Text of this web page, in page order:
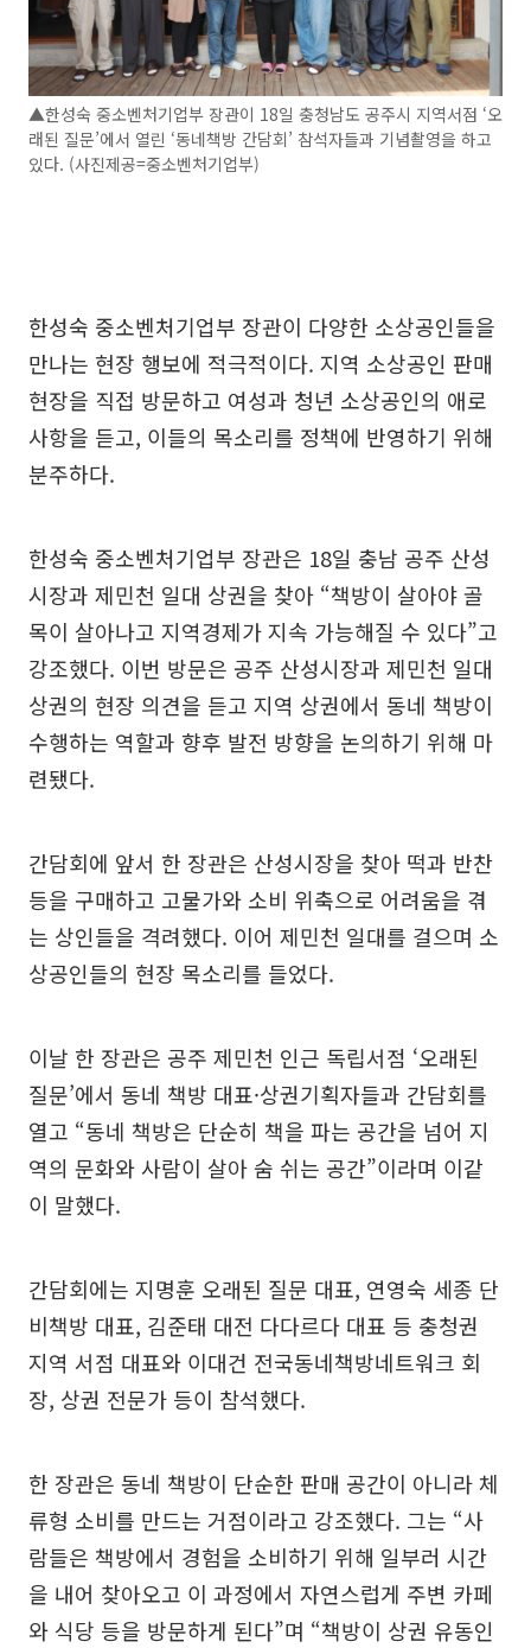
▲한성숙 중소벤처기업부 장관이 18일 충청남도 공주시 지역서점 ‘오
래된 질문’에서 열린 ‘동네책방 간담회’ 참석자들과 기념촬영을 하고
있다. (사진제공=중소벤처기업부)
한성숙 중소벤처기업부 장관이 다양한 소상공인들을
만나는 현장 행보에 적극적이다. 지역 소상공인 판매
현장을 직접 방문하고 여성과 청년 소상공인의 애로
사항을 듣고, 이들의 목소리를 정책에 반영하기 위해
분주하다.
한성숙 중소벤처기업부 장관은 18일 충남 공주 산성
시장과 제민천 일대 상권을 찾아 “책방이 살아야 골
목이 살아나고 지역경제가 지속 가능해질 수 있다”고
강조했다. 이번 방문은 공주 산성시장과 제민천 일대
상권의 현장 의견을 듣고 지역 상권에서 동네 책방이
수행하는 역할과 향후 발전 방향을 논의하기 위해 마
련됐다.
간담회에 앞서 한 장관은 산성시장을 찾아 떡과 반찬
등을 구매하고 고물가와 소비 위축으로 어려움을 겪
는 상인들을 격려했다. 이어 제민천 일대를 걸으며 소
상공인들의 현장 목소리를 들었다.
이날 한 장관은 공주 제민천 인근 독립서점 ‘오래된
질문’에서 동네 책방 대표·상권기획자들과 간담회를
열고 “동네 책방은 단순히 책을 파는 공간을 넘어 지
역의 문화와 사람이 살아 숨 쉬는 공간”이라며 이같
이 말했다.
간담회에는 지명훈 오래된 질문 대표, 연영숙 세종 단
비책방 대표, 김준태 대전 다다르다 대표 등 충청권
지역 서점 대표와 이대건 전국동네책방네트워크 회
장, 상권 전문가 등이 참석했다.
한 장관은 동네 책방이 단순한 판매 공간이 아니라 체
류형 소비를 만드는 거점이라고 강조했다. 그는 “사
람들은 책방에서 경험을 소비하기 위해 일부러 시간
을 내어 찾아오고 이 과정에서 자연스럽게 주변 카페
와 식당 등을 방문하게 된다”며 “책방이 상권 유동인